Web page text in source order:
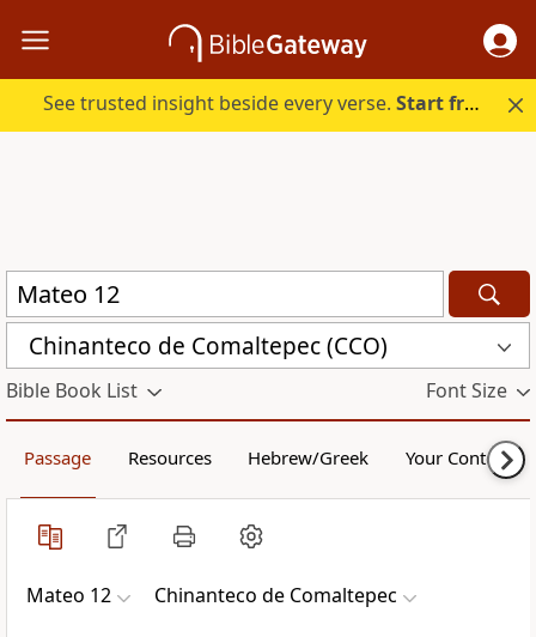
See trusted insight beside every verse.Start free.
Chinanteco de Comaltepec (CCO)
Bible Book List Font Size
Passage Resources Hebrew/Greek Your Content
Mateo 12 Chinanteco de Comaltepec